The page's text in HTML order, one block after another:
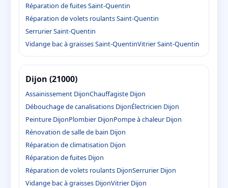
Réparation de fuites Saint-Quentin
Réparation de volets roulants Saint-Quentin
Serrurier Saint-Quentin
Vidange bac à graisses Saint-QuentinVitrier Saint-Quentin
Dijon (21000)
Assainissement DijonChauffagiste Dijon
Débouchage de canalisations DijonÉlectricien Dijon
Peinture DijonPlombier DijonPompe à chaleur Dijon
Rénovation de salle de bain Dijon
Réparation de climatisation Dijon
Réparation de fuites Dijon
Réparation de volets roulants DijonSerrurier Dijon
Vidange bac à graisses DijonVitrier Dijon